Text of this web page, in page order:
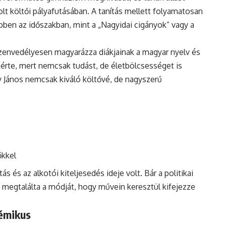
költői pályafutásában. A tanítás mellett folyamatosan
az időszakban, mint a „Nagyidai cigányok” vagy a
magyarázza diákjainak a magyar nyelv és
mert nemcsak tudást, de életbölcsességet is
nemcsak kiváló költővé, de nagyszerű
és az alkotói kiteljesedés ideje volt. Bár a politikai
a módját, hogy művein keresztül kifejezze